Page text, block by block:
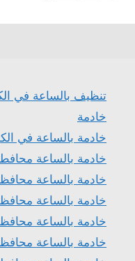
تنظيف بالساعة في
خادمة
خادمة بالساعة في
خادمة بالساعة
خادمة بالساعة
خادمة بالساعة
خادمة بالساعة
خادمة بالساعة